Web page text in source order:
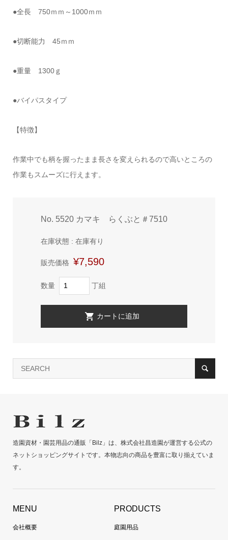
●全長 750ｍｍ～1000ｍｍ
●切断能力 45ｍｍ
●重量 1300ｇ
●バイパスタイプ
【特徴】
作業中でも柄を握ったまま長さを変えられるので高いところの
作業もスムーズに行えます。
No. 5520 カマキ らくぶと＃7510
在庫状態 : 在庫有り
販売価格 ¥7,590
数量 丁組
造園資材・園芸用品の通販「Bilz」は、株式会社昌造園が運営する公式の
ネットショッピングサイトです。本物志向の商品を豊富に取り揃えていま
す。
MENU
会社概要
PRODUCTS
庭園用品